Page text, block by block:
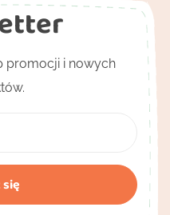
promocji i nowych